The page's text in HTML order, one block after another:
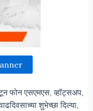
फोन एसएमएस, व्हॉट्सअप,
शुभेच्छा दिल्या,